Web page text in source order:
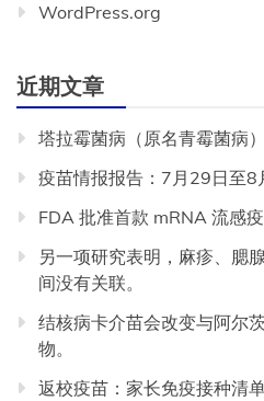
WordPress.org
近期文章
塔拉霉菌病（原名青霉菌病）
疫苗情报报告：7月29日至8
FDA 批准首款 mRNA 流感
另一项研究表明，麻疹、腮
间没有关联。
结核病卡介苗会改变与阿尔
物。
返校疫苗：家长免疫接种清